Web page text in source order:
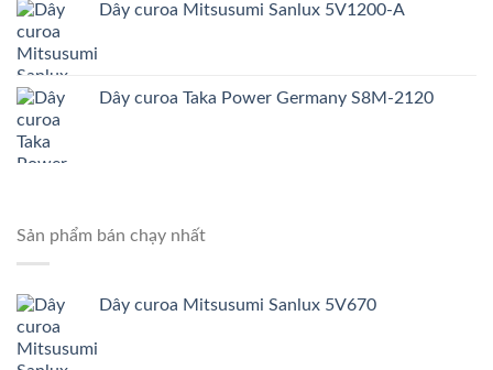
Dây curoa Mitsusumi Sanlux 5V1200-A
Dây curoa Taka Power Germany S8M-2120
Sản phẩm bán chạy nhất
Dây curoa Mitsusumi Sanlux 5V670